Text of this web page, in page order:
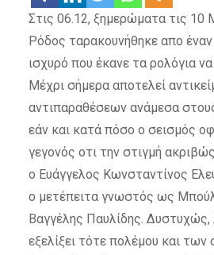
Στις 06.12, ξημερώματα τις 10
Ρόδος ταρακουνήθηκε απο
ισχυρό που έκανε τα ρολόγια
Μέχρι σήμερα αποτελεί
αντιπαραθέσεων ανάμεσα
εάν και κατά πόσο ο σεισμός
γεγονός οτι την στιγμή
ο Ευάγγελος Κωνσταντίνος
ο μετέπειτα γνωστός ως
Βαγγέλης Παυλίδης.
εξελίξει τότε πολέμου και των